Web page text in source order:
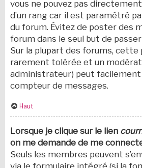
vous ne pouvez pas
d’un rang car il est paramétré
du forum. Évitez de poster des
forum dans le seul but de
Sur la plupart des forums, cette
rarement tolérée et un
administrateur) peut
compteur de messages.
Haut
Lorsque je clique sur le lien
on me demande de me
Seuls les membres peuvent